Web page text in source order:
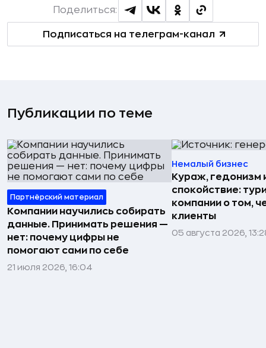
Подписаться на телеграм-канал
Поделиться:
Публикации по теме
Партнёрский материал
Компании научились собирать
данные. Принимать решения —
нет: почему цифры не
помогают сами по себе
21 июля 2026, 16:04
Немалый бизнес
Кураж, гедонизм
спокойствие:
компании о том,
клиенты
05 августа 2026,